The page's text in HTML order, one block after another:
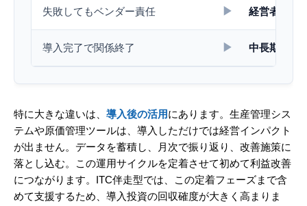
失敗してもベンダー責任 ▶ 経営者自身
導入完了で関係終了 ▶ 中長期で経
特に大きな違いは、 導入後の活用にあります。生産管理シス
テムや原価管理ツールは、導入しただけでは経営インパクト
が出ません。データを蓄積し、月次で振り返り、改善施策に
落とし込む。この運用サイクルを定着させて初めて利益改善
につながります。ITC伴走型では、この定着フェーズまで含
めて支援するため、導入投資の回収確度が大きく高まりま